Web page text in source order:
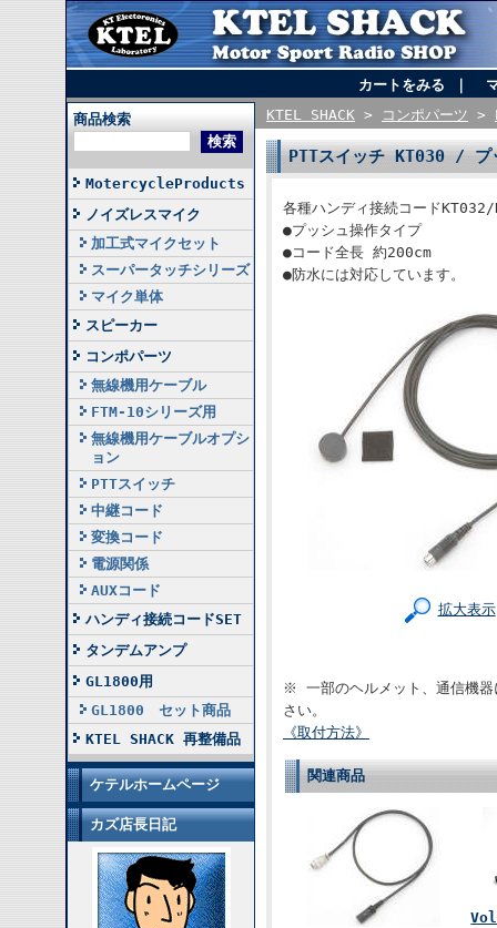
カートをみる
商品検索
MotercycleProducts
ノイズレスマイク
加工式マイクセット
スーパータッチシリーズ
マイク単体
スピーカー
コンポパーツ
無線機用ケーブル
FTM-10シリーズ用
無線機用ケーブルオプシ
ョン
PTTスイッチ
中継コード
変換コード
電源関係
AUXコード
ハンディ接続コードSET
タンデムアンプ
GL1800用
GL1800 セット商品
KTEL SHACK 再整備品
ケテルホームページ
カズ店長日記
KTEL SHACK > コンポパーツ >
PTTスイッチ KT030 / プ
各種ハンディ接続コード
●プッシュ操作タイプ
●コード全長 約200cm
●防水には対応しています。
拡大表示
※ 一部のヘルメット、通信機器
さい。
《取付方法》
関連商品
Vol